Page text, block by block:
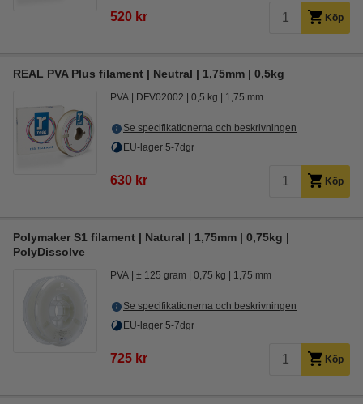
520 kr Köp
REAL PVA Plus filament | Neutral | 1,75mm | 0,5kg
PVA DFV02002 0,5 kg 1,75 mm
Se specifikationerna och beskrivningen
EU-lager 5-7dgr
630 kr Köp
Polymaker S1 filament | Natural | 1,75mm | 0,75kg |
PolyDissolve
PVA ± 125 gram 0,75 kg 1,75 mm
Se specifikationerna och beskrivningen
EU-lager 5-7dgr
725 kr Köp